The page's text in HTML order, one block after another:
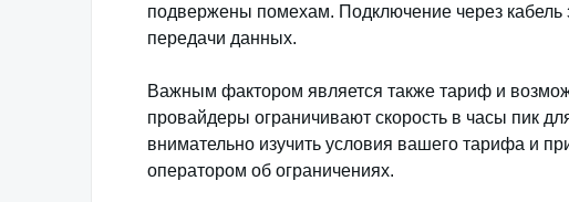
подвержены помехам. Подключение через кабель
передачи данных.
Важным фактором является также тариф и
провайдеры ограничивают скорость в часы пик
внимательно изучить условия вашего тарифа и
оператором об ограничениях.